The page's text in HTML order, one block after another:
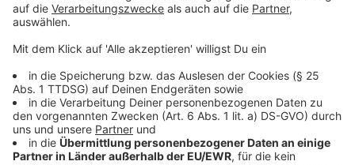
• JOB Service – Tafel der Dinge,
Humboldtstraße 50, 51379 Leverkusen, Mo. bis Do.
Anzeige
Weitere Meldungen aus Leverkusen